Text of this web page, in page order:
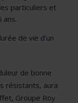
particuliers et
ans.
de vie d’un
de bonne
résistants, aura
Groupe Roy